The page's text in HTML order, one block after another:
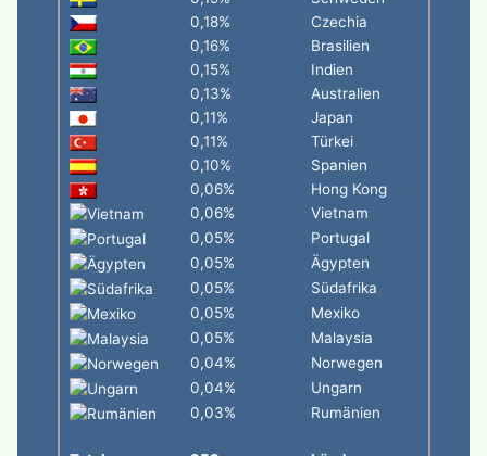
0,18%
Czechia
0,16%
Brasilien
0,15%
Indien
0,13%
Australien
0,11%
Japan
0,11%
Türkei
0,10%
Spanien
0,06%
Hong Kong
0,06%
Vietnam
0,05%
Portugal
0,05%
Ägypten
0,05%
Südafrika
0,05%
Mexiko
0,05%
Malaysia
0,04%
Norwegen
0,04%
Ungarn
0,03%
Rumänien